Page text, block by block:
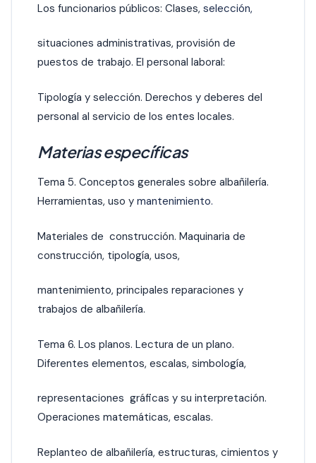
Los funcionarios públicos: Clases, selección,
situaciones administrativas, provisión de
puestos de trabajo. El personal laboral:
Tipología y selección. Derechos y deberes del
personal al servicio de los entes locales.
Materias específicas
Tema 5. Conceptos generales sobre albañilería.
Herramientas, uso y mantenimiento.
Materiales de construcción. Maquinaria de
construcción, tipología, usos,
mantenimiento, principales reparaciones y
trabajos de albañilería.
Tema 6. Los planos. Lectura de un plano.
Diferentes elementos, escalas, simbología,
representaciones gráficas y su interpretación.
Operaciones matemáticas, escalas.
Replanteo de albañilería, estructuras, cimientos y